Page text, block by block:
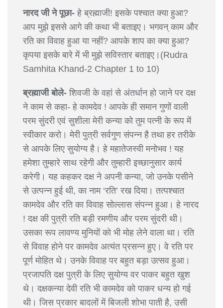
नारद जी ने पूछा- हे ब्रह्माजी! इसके पश्चात क्या हुआ?
आप मुझे इससे आगे की कथा भी बताइए। भगवन् काम और
रति का विवाह हुआ या नहीं? आपके शाप का क्या हुआ?
कृपया इसके बारे में भी मुझे सविस्तार बताइए।(Rudra
Samhita Khand-2 Chapter 1 to 10)
ब्रह्माजी बोले- शिवजी के वहां से अंतर्धान हो जाने पर दक्ष
ने काम से कहा- हे कामदेव ! आपके ही समान गुणों वाली
परम सुंदरी एवं सुशीला मेरी कन्या को तुम पत्नी के रूप में
स्वीकार करो। मेरी पुत्री सर्वगुण संपन्न है तथा हर तरीके
से आपके लिए सुयोग्य है। हे महातेजस्वी मनोभव ! यह
हमेशा तुम्हारे साथ रहेगी और तुम्हारी इच्छानुसार कार्य
करेगी। यह कहकर दक्ष ने अपनी कन्या, जो उनके पसीने
से उत्पन्न हुई थी, का नाम ‘रति’ रख दिया। तत्पश्चात
कामदेव और रति का विवाह सोल्लास संपन्न हुआ। हे नारद
! दक्ष की पुत्री रति बड़ी रमणीय और परम सुंदरी थी।
उसका रूप लावण्य मुनियों को भी मोह लेने वाला था। रति
से विवाह होने पर कामदेव अत्यंत प्रसन्न हुए। वे रति पर
पूर्ण मोहित थे। उनके विवाह पर बहुत बड़ा उत्सव हुआ।
प्रजापति दक्ष पुत्री के लिए सुयोग्य वर पाकर बहुत खुश
थे। दक्षकन्या देवी रति भी कामदेव को पाकर धन्य हो गई
थी। जिस प्रकार बादलों में बिजली शोभा पाती है, उसी